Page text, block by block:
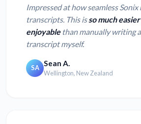
Impressed at how seamless
transcripts. This isso much
enjoyablethan manually writing
transcript myself.
SA Sean A.
Wellington, New Zealand